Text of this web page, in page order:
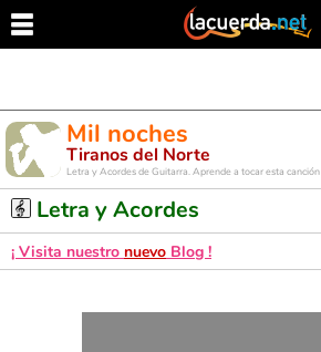
Mil noches
Tiranos del Norte
Letra y Acordes de Guitarra. Aprende a tocar esta canción
Letra y Acordes
¡ Visita nuestro nuevo Blog !